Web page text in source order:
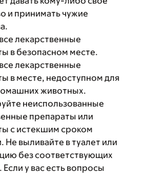
и принимать чужие
лекарственные
в безопасном месте.
лекарственные
в месте, недоступном для
животных.
неиспользованные
препараты или
с истекшим сроком
Не выливайте в туалет или
без соответствующих
Если у вас есть вопросы